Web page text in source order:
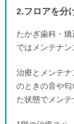
2.フロアを分
たかぎ歯科・
ではメンテナン
治療とメンテ
のときの音や
た状態でメンテ